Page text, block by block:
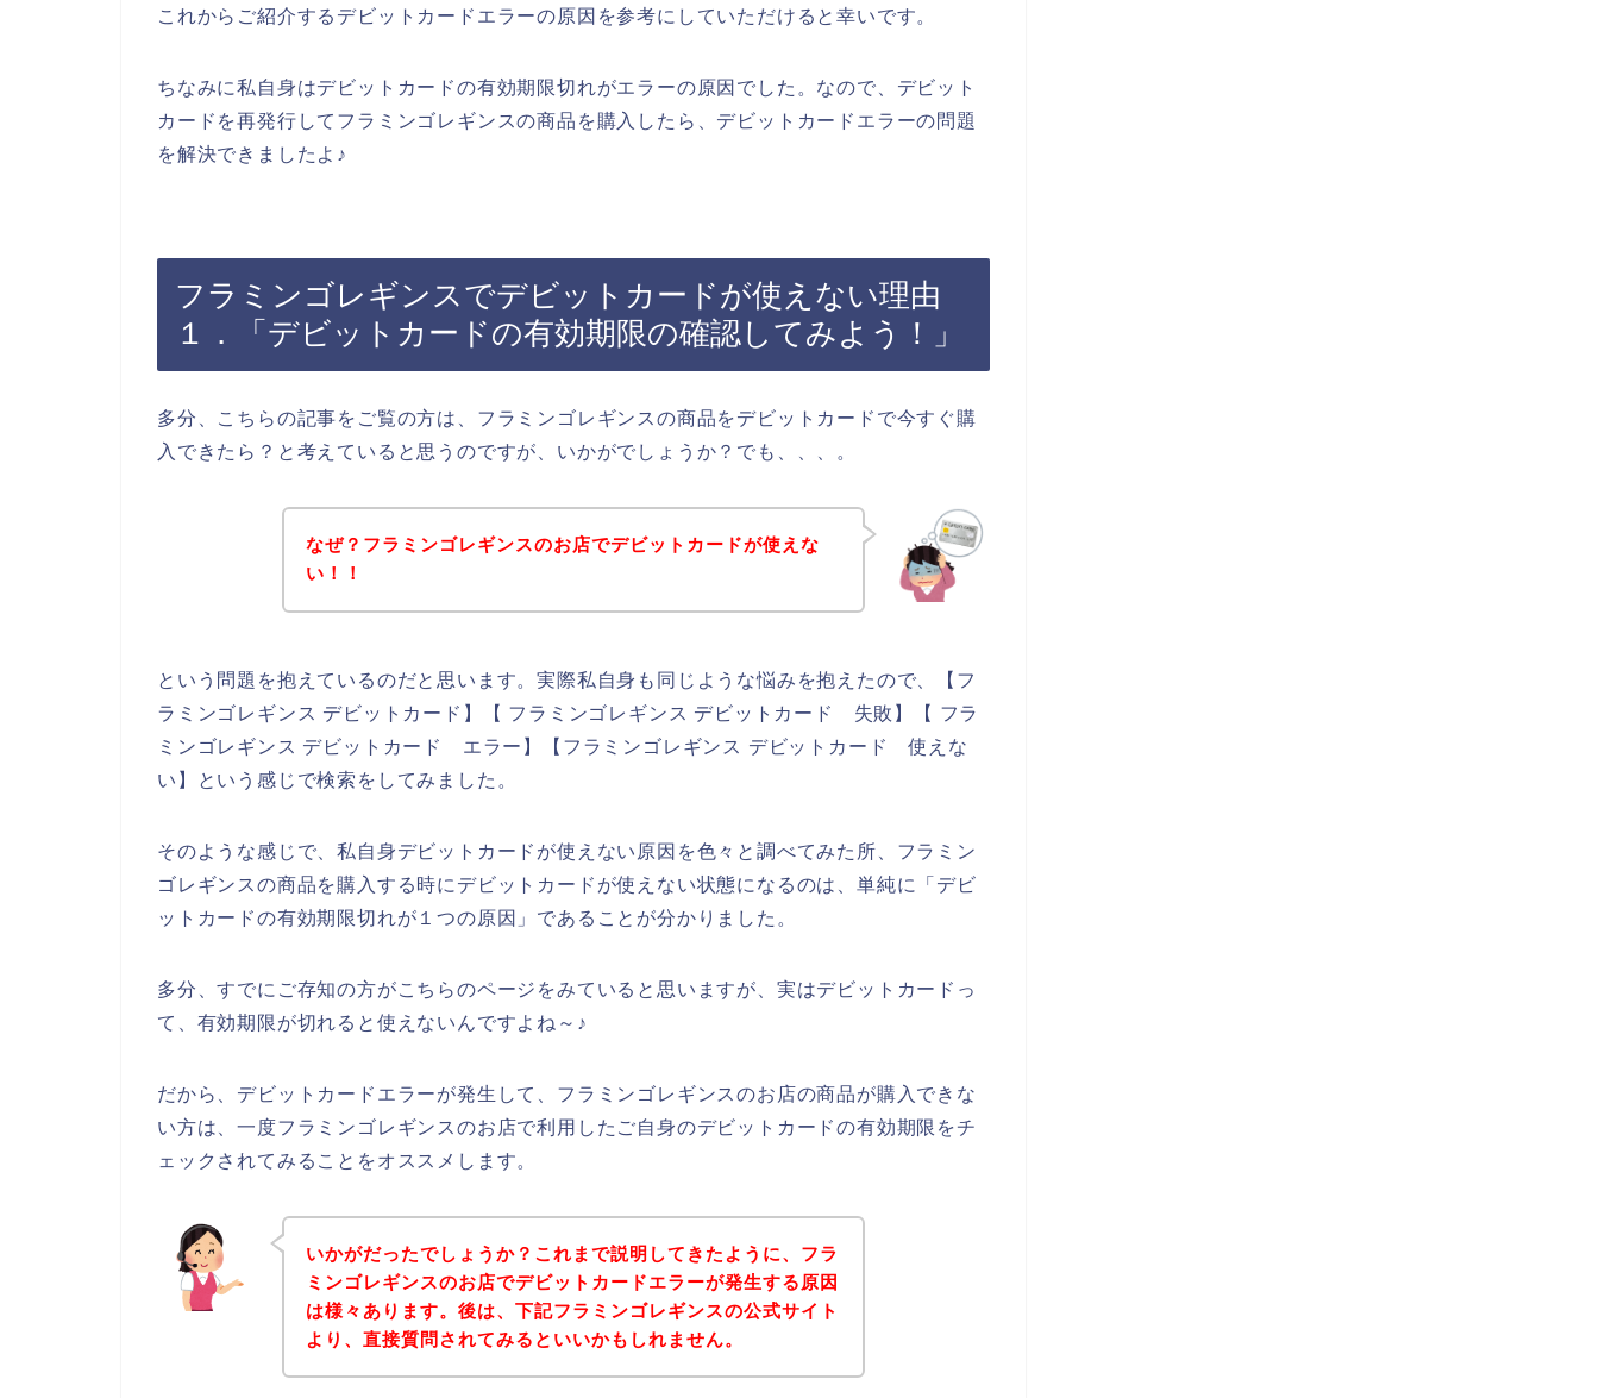
これからご紹介するデビットカードエラーの原因を参考にしていただけると幸いです。
ちなみに私自身はデビットカードの有効期限切れがエラーの原因でした。なので、デビット
カードを再発行してフラミンゴレギンスの商品を購入したら、デビットカードエラーの問題
を解決できましたよ♪
フラミンゴレギンスでデビットカードが使えない理由
１．「デビットカードの有効期限の確認してみよう！」
多分、こちらの記事をご覧の方は、フラミンゴレギンスの商品をデビットカードで今すぐ購
入できたら？と考えていると思うのですが、いかがでしょうか？でも、、、。
なぜ？フラミンゴレギンスのお店でデビットカードが使えな
い！！
という問題を抱えているのだと思います。実際私自身も同じような悩みを抱えたので、【フ
ラミンゴレギンス デビットカード】【 フラミンゴレギンス デビットカード 失敗】【 フラ
ミンゴレギンス デビットカード エラー】【フラミンゴレギンス デビットカード 使えな
い】という感じで検索をしてみました。
そのような感じで、私自身デビットカードが使えない原因を色々と調べてみた所、フラミン
ゴレギンスの商品を購入する時にデビットカードが使えない状態になるのは、単純に「デビ
ットカードの有効期限切れが１つの原因」であることが分かりました。
多分、すでにご存知の方がこちらのページをみていると思いますが、実はデビットカードっ
て、有効期限が切れると使えないんですよね～♪
だから、デビットカードエラーが発生して、フラミンゴレギンスのお店の商品が購入できな
い方は、一度フラミンゴレギンスのお店で利用したご自身のデビットカードの有効期限をチ
ェックされてみることをオススメします。
いかがだったでしょうか？これまで説明してきたように、フラ
ミンゴレギンスのお店でデビットカードエラーが発生する原因
は様々あります。後は、下記フラミンゴレギンスの公式サイト
より、直接質問されてみるといいかもしれません。